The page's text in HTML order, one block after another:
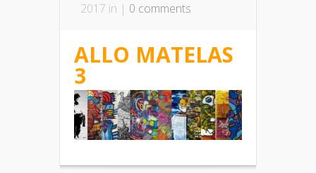
2017 in | 0 comments
ALLO MATELAS
3